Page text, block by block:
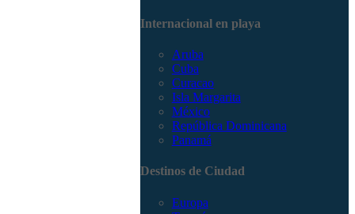
Internacional en playa
Aruba
Cuba
Curacao
Isla Margarita
México
República Dominicana
Panamá
Destinos de Ciudad
Europa